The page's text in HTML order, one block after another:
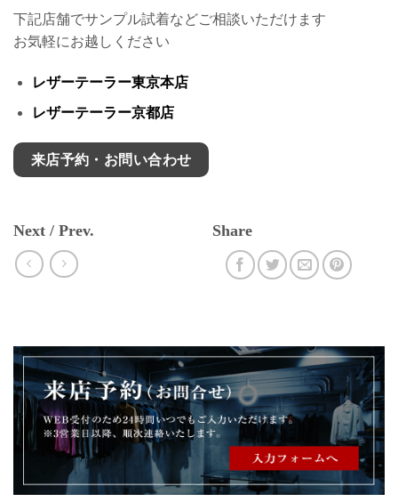
下記店舗でサンプル試着などご相談いただけます
お気軽にお越しください
レザーテーラー東京本店
レザーテーラー京都店
来店予約・お問い合わせ
Next / Prev. Share